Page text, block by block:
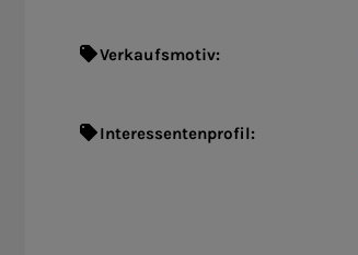
Verkaufsmotiv:
Interessentenprofil: